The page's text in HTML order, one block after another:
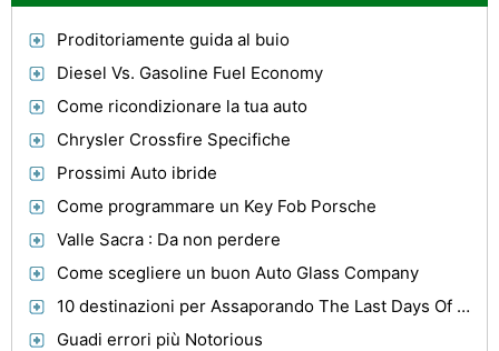
Proditoriamente guida al buio
Diesel Vs. Gasoline Fuel Economy
Come ricondizionare la tua auto
Chrysler Crossfire Specifiche
Prossimi Auto ibride
Come programmare un Key Fob Porsche
Valle Sacra : Da non perdere
Come scegliere un buon Auto Glass Company
10 destinazioni per Assaporando The Last Days Of Summer
Guadi errori più Notorious